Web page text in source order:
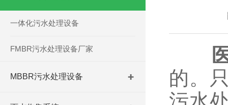
一体化污水处理设备
FMBR污水处理设备厂家
MBBR污水处理设备
的。